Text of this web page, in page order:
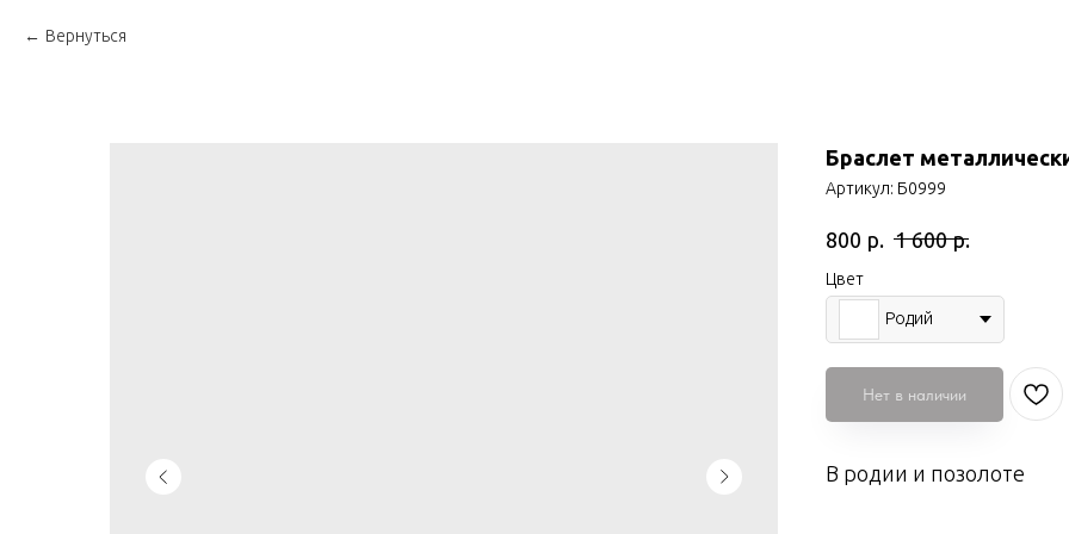
Вернуться
Браслет
Артикул: Б0999
800 р. 1 600 р.
Цвет
Родий
Нет в наличии
В родии и позолоте